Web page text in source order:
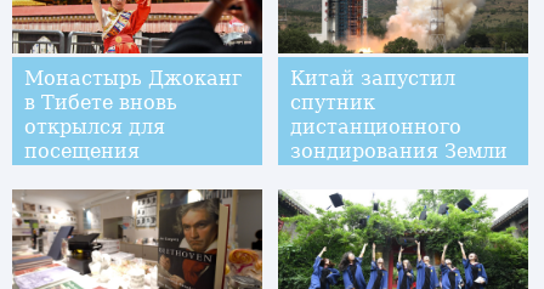
Монастырь Джоканг
в Тибете вновь
открылся для
посещения
Китай запустил
спутник
дистанционного
зондирования Земли
разрешения /более
подробно/